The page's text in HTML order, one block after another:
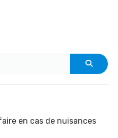
en cas de nuisances